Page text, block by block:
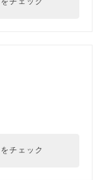
チェック